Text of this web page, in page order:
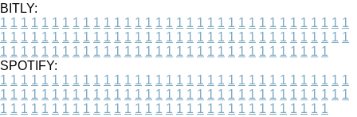
BITLY:
1 1 1 1 1 1 1 1 1 1 1 1 1 1 1 1 1 1 1 1 1 1 1 1 1 1 1 1 1 1 1 1 1 1
1 1 1 1 1 1 1 1 1 1 1 1 1 1 1 1 1 1 1 1 1 1 1 1 1 1 1 1 1 1 1 1 1 1
1 1 1 1 1 1 1 1 1 1 1 1 1 1 1 1 1 1 1 1 1 1 1 1 1 1 1 1 1 1 1 1
SPOTIFY:
1 1 1 1 1 1 1 1 1 1 1 1 1 1 1 1 1 1 1 1 1 1 1 1 1 1 1 1 1 1 1 1 1 1
1 1 1 1 1 1 1 1 1 1 1 1 1 1 1 1 1 1 1 1 1 1 1 1 1 1 1 1 1 1 1 1 1 1
1 1 1 1 1 1 1 1 1 1 1 1 1 1 1 1 1 1 1 1 1 1 1 1 1 1 1 1 1 1 1 1